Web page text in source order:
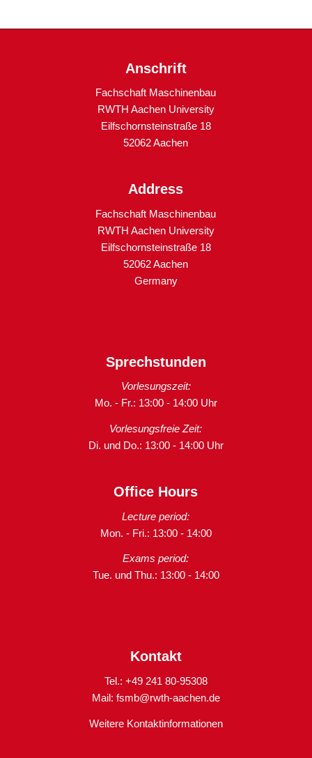
Anschrift
Fachschaft Maschinenbau
RWTH Aachen University
Eilfschornsteinstraße 18
52062 Aachen
Address
Fachschaft Maschinenbau
RWTH Aachen University
Eilfschornsteinstraße 18
52062 Aachen
Germany
Sprechstunden
Vorlesungszeit:
Mo. - Fr.: 13:00 - 14:00 Uhr
Vorlesungsfreie Zeit:
Di. und Do.: 13:00 - 14:00 Uhr
Office Hours
Lecture period:
Mon. - Fri.: 13:00 - 14:00
Exams period:
Tue. und Thu.: 13:00 - 14:00
Kontakt
Tel.: +49 241 80-95308
Mail: fsmb@rwth-aachen.de
Weitere Kontaktinformationen